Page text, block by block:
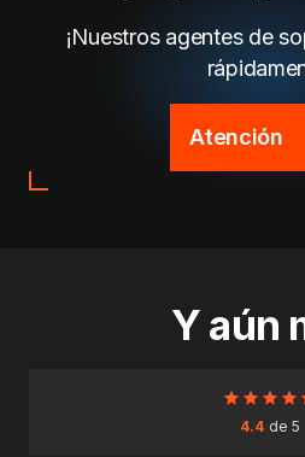
¡Nuestros agentes de
Atención
Y aún
4.4 de 5